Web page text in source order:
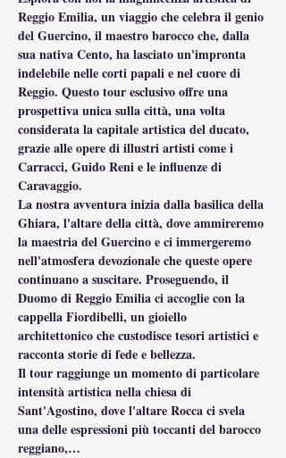
Reggio Emilia, un viaggio che celebra il genio
del Guercino, il maestro barocco che, dalla
sua nativa Cento, ha lasciato un'impronta
indelebile nelle corti papali e nel cuore di
Reggio. Questo tour esclusivo offre una
prospettiva unica sulla città, una volta
considerata la capitale artistica del ducato,
grazie alle opere di illustri artisti come i
Carracci, Guido Reni e le influenze di
Caravaggio.
La nostra avventura inizia dalla basilica della
Ghiara, l'altare della città, dove ammireremo
la maestria del Guercino e ci immergeremo
nell'atmosfera devozionale che queste opere
continuano a suscitare. Proseguendo, il
Duomo di Reggio Emilia ci accoglie con la
cappella Fiordibelli, un gioiello
architettonico che custodisce tesori artistici e
racconta storie di fede e bellezza.
Il tour raggiunge un momento di particolare
intensità artistica nella chiesa di
Sant'Agostino, dove l'altare Rocca ci svela
una delle espressioni più toccanti del barocco
reggiano,…